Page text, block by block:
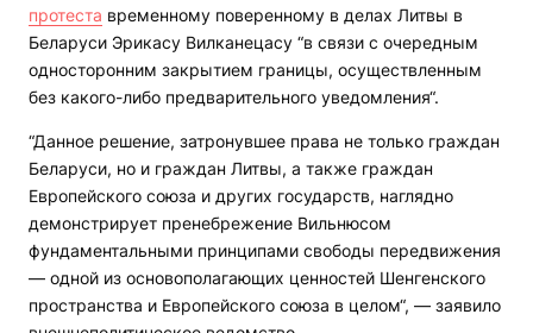
протеста временному поверенному в делах Литвы в
Беларуси Эрикасу Вилканецасу “в связи с очередным
односторонним закрытием границы, осуществленным
без какого-либо предварительного уведомления“.
“Данное решение, затронувшее права не только граждан
Беларуси, но и граждан Литвы, а также граждан
Европейского союза и других государств, наглядно
демонстрирует пренебрежение Вильнюсом
фундаментальными принципами свободы передвижения
— одной из основополагающих ценностей Шенгенского
пространства и Европейского союза в целом“, — заявило